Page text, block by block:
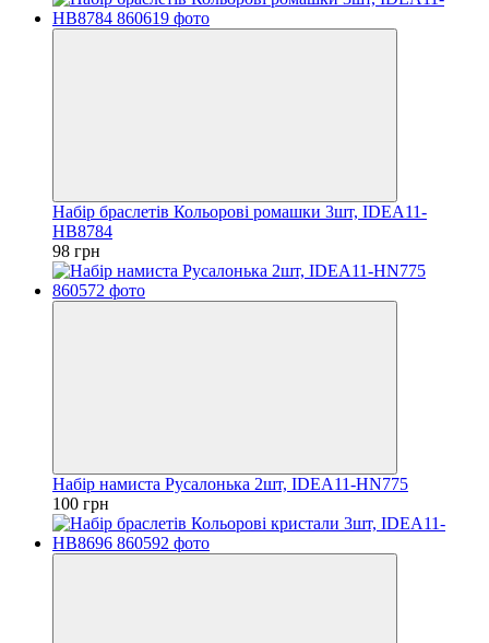
Набір браслетів Кольорові ромашки 3шт, IDEA11-
HB8784
98 грн
Набір намиста Русалонька 2шт, IDEA11-HN775
100 грн